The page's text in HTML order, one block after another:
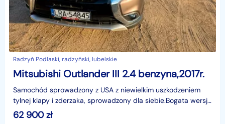
Radzyń Podlaski, radzyński, lubelskie
Mitsubishi Outlander III 2.4 benzyna,2017r.
Samochód sprowadzony z USA z niewielkim uszkodzeniem
tylnej klapy i zderzaka, sprowadzony dla siebie.Bogata wersja
wyposażenia. Konwersję w Polsce zrobiła firma
62 900zł